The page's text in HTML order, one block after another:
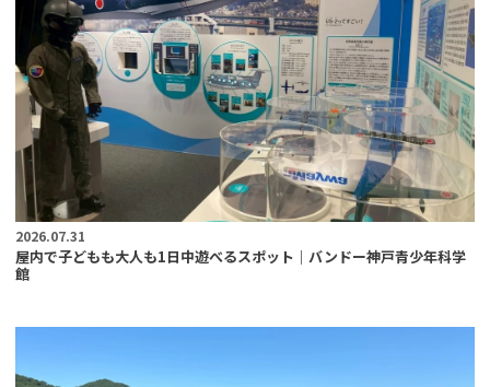
2026.07.31
屋内で子どもも大人も1日中遊べるスポット｜バンドー神戸青少年科学
館